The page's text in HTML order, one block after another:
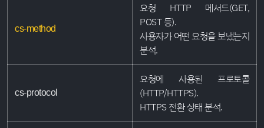
cs-method
요청 HTTP 메서드(GET,
POST 등).
사용자가 어떤 요청을 보냈는지
분석.
cs-protocol
요청에 사용된 프로토콜
(HTTP/HTTPS).
HTTPS 전환 상태 분석.